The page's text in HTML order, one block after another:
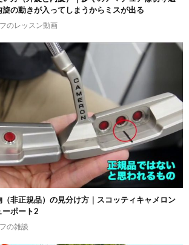
旋の動きが入ってしまうからミスが出る
のレッスン動画
非正規品）の見分け方｜スコッティキャメロン
ーポート2
の雑談